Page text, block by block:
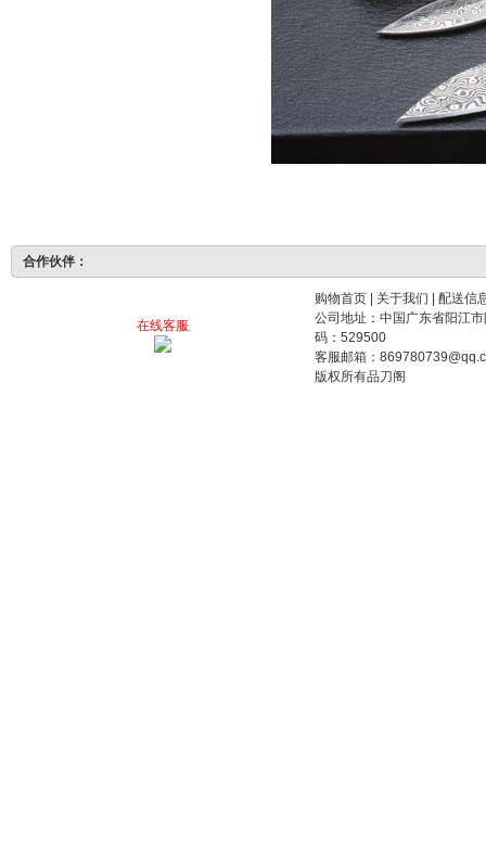
合作伙伴：
在线客服
购物首页 关于我们
配送信
公司地址：中国广东省阳江
码：529500
客服邮箱：
版权所有品刀阁